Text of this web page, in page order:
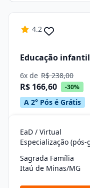
4.2
Educação infantil
6x de R$ 238,00
R$ 166,60 -30%
A 2° Pós é Grátis
EaD / Virtual
Sagrada Família
Itaú de Minas/MG